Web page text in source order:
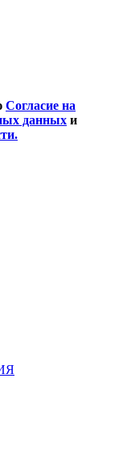
Согласие на
данных и